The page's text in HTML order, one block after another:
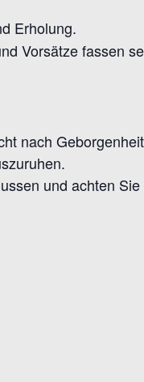
Erholung.
Vorsätze fassen
nach
und achten